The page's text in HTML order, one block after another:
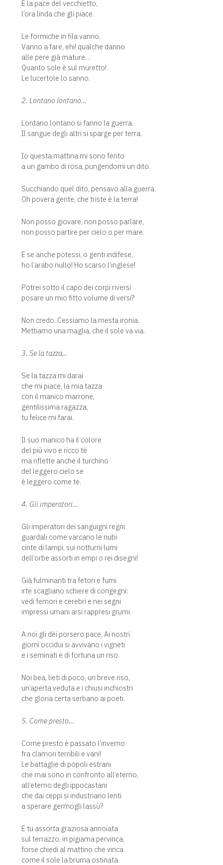
È la pace del vecchietto,
l’ora linda che gli piace.
Le formiche in fila vanno.
Vanno a fare, ehi! qualche danno
alle pere già mature…
Quanto sole è sul muretto!
Le lucertole lo sanno.
2. Lontano lontano…
Lontano lontano si fanno la guerra.
Il sangue degli altri si sparge per terra.
Io questa mattina mi sono ferito
a un gambo di rosa, pungendomi un dito.
Succhiando quel dito, pensavo alla guerra.
Oh povera gente, che triste è la terra!
Non posso giovare, non posso parlare,
non posso partire per cielo o per mare.
E se anche potessi, o genti indifese,
ho l’arabo nullo! Ho scarso l’inglese!
Potrei sotto il capo dei corpi riversi
posare un mio fitto volume di versi?
Non credo. Cessiamo la mesta ironia.
Mettiamo una maglia, che il sole va via.
3. Se la tazza…
Se la tazza mi darai
che mi piace, la mia tazza
con il manico marrone,
gentilissima ragazza,
tu felice mi farai.
Il suo manico ha il colore
del più vivo e ricco tè
ma riflette anche il turchino
del leggero cielo se
è leggero come te.
4. Gli imperatori…
Gli imperatori dei sanguigni regni
guardali come varcano le nubi
cinte di lampi, sui notturni lumi
dell’orbe assorti in empi o rei disegni!
Già fulminanti tra fetori e fumi
irte scagliano schiere di congegni:
vedi femori e cerebri e nei segni
impressi umani arsi rappresi grumi.
A noi gli dèi porsero pace. Ai nostri
giorni occidui si avvivano i vigneti
e i seminati e di fortuna un riso.
Noi bea, lieti di poco, un breve riso,
un’aperta veduta e i chiusi inchiostri
che gloria certa serbano ai poeti.
5. Come presto…
Come presto è passato l’inverno
fra clamori terribili e vani!
Le battaglie di popoli estrani
che mai sono in confronto all’eterno,
all’eterno degli ippocastani
che dai ceppi si industriano lenti
a sperare germogli lassù?
E tu assorta graziosa annoiata
sul terrazzo, in pigiama pervinca,
forse chiedi al mattino che vinca
come il sole la bruma ostinata